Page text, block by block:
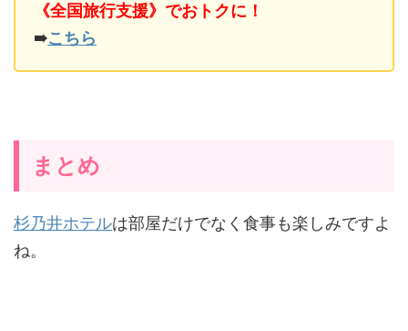
《全国旅行支援》でおトクに！
➠こちら
まとめ
杉乃井ホテルは部屋だけでなく食事も楽しみですよ
ね。